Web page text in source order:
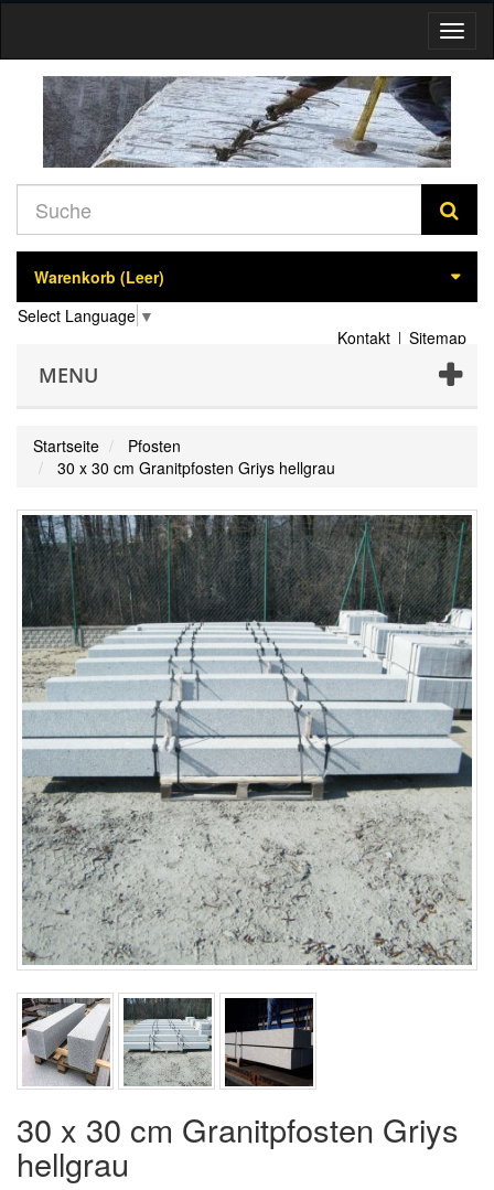
Warenkorb (Leer)
Select Language ▼
Kontakt
Sitemap
MENU
Startseite
Pfosten
30 x 30 cm Granitpfosten Griys hellgrau
30 x 30 cm Granitpfosten Griys
hellgrau